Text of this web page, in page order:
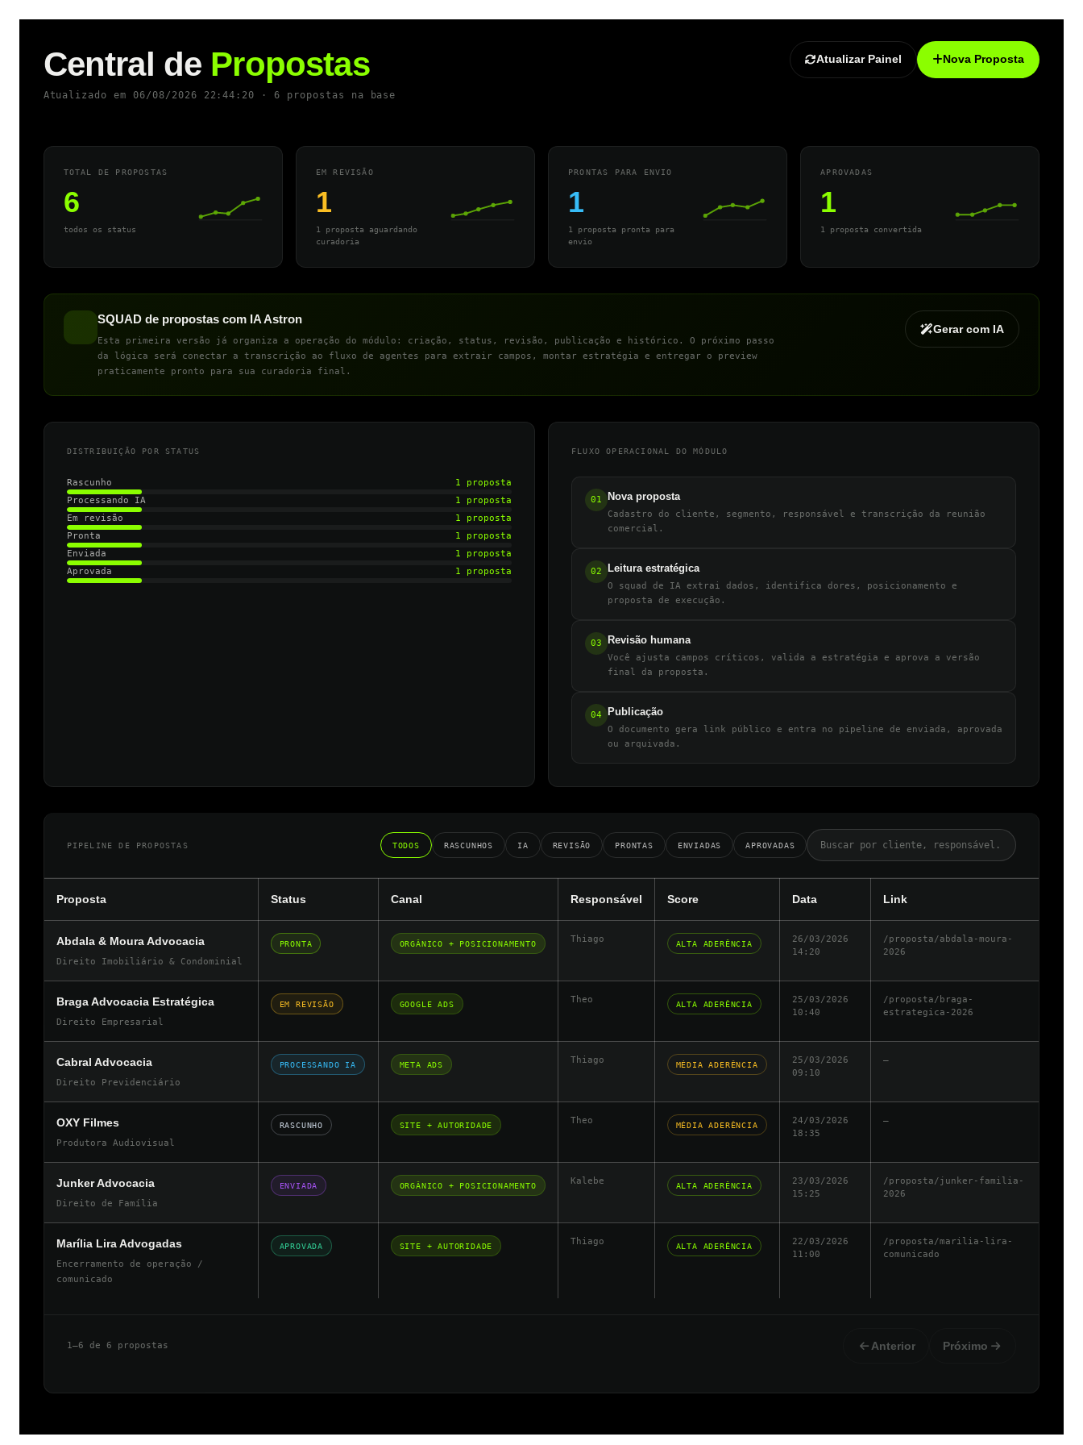
Central de Propostas
Atualizado em 06/08/2026 22:44:20 · 6 propostas na base
Atualizar Painel Nova Proposta
TOTAL DE PROPOSTAS
6
todos os status
EM REVISÃO
1
1 proposta aguardando
curadoria
PRONTAS PARA ENVIO
1
1 proposta pronta para
envio
APROVADAS
1
1 proposta convertida
SQUAD de propostas com IA Astron
Esta primeira versão já organiza a operação do módulo: criação, status, revisão, publicação e histórico. O próximo passo
da lógica será conectar a transcrição ao fluxo de agentes para extrair campos, montar estratégia e entregar o preview
praticamente pronto para sua curadoria final.
Gerar com IA
DISTRIBUIÇÃO POR STATUS
Rascunho
1 proposta
Processando IA
1 proposta
Em revisão
1 proposta
Pronta
1 proposta
Enviada
1 proposta
Aprovada
1 proposta
FLUXO OPERACIONAL DO MÓDULO
01 Nova proposta
Cadastro do cliente, segmento, responsável e transcrição da reunião
comercial.
02 Leitura estratégica
O squad de IA extrai dados, identifica dores, posicionamento e
proposta de execução.
03 Revisão humana
Você ajusta campos críticos, valida a estratégia e aprova a versão
final da proposta.
04 Publicação
O documento gera link público e entra no pipeline de enviada, aprovada
ou arquivada.
PIPELINE DE PROPOSTAS TODOS RASCUNHOS IA REVISÃO PRONTAS ENVIADAS APROVADAS
Proposta Status Canal Responsável Score Data Link
Abdala & Moura Advocacia
Direito Imobiliário & Condominial
PRONTA ORGÂNICO + POSICIONAMENTO Thiago ALTA ADERÊNCIA
26/03/2026
14:20
/proposta/abdala-moura-
2026
Braga Advocacia Estratégica
Direito Empresarial
EM REVISÃO GOOGLE ADS Theo ALTA ADERÊNCIA
25/03/2026
10:40
/proposta/braga-
estrategica-2026
Cabral Advocacia
Direito Previdenciário
PROCESSANDO IA META ADS Thiago MÉDIA ADERÊNCIA
25/03/2026
09:10
—
OXY Filmes
Produtora Audiovisual
RASCUNHO SITE + AUTORIDADE Theo MÉDIA ADERÊNCIA
24/03/2026
18:35
—
Junker Advocacia
Direito de Família
ENVIADA ORGÂNICO + POSICIONAMENTO Kalebe ALTA ADERÊNCIA
23/03/2026
15:25
/proposta/junker-familia-
2026
Marília Lira Advogadas
Encerramento de operação /
comunicado
APROVADA SITE + AUTORIDADE Thiago ALTA ADERÊNCIA
22/03/2026
11:00
/proposta/marilia-lira-
comunicado
1–6 de 6 propostas Anterior Próximo